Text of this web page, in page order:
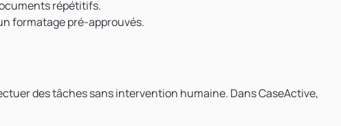
répétitifs.
formatage pré-approuvés.
des tâches sans intervention humaine. Dans CaseActive,